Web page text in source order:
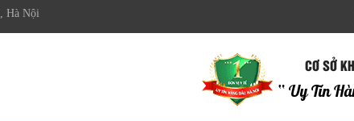
CƠ SỞ
“ Uy Tín